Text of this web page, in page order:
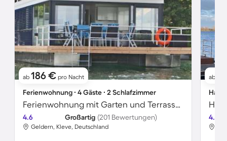
ab 186 € pro Nacht
Ferienwohnung ∙ 4 Gäste ∙ 2 Schlafzimmer
Ferienwohnung mit Garten und Terrasse | Seeblick
4.6 Großartig (201 Bewertungen)
Geldern, Kleve, Deutschland
ab
4.6